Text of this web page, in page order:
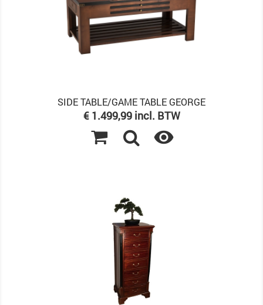
SIDE TABLE/GAME TABLE GEORGE
Prijs
€ 1.499,99 incl. BTW
